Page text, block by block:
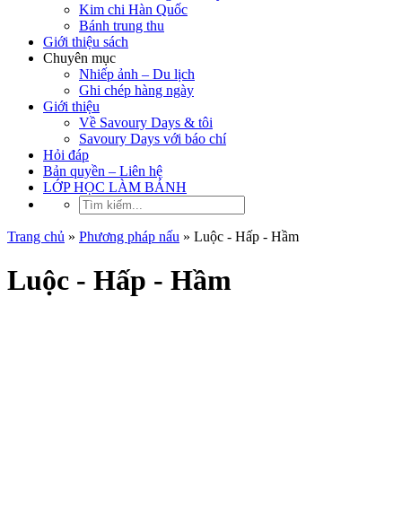
Kim chi Hàn Quốc
Bánh trung thu
Giới thiệu sách
Chuyên mục
Nhiếp ảnh – Du lịch
Ghi chép hàng ngày
Giới thiệu
Về Savoury Days & tôi
Savoury Days với báo chí
Hỏi đáp
Bản quyền – Liên hệ
LỚP HỌC LÀM BÁNH
Trang chủ » Phương pháp nấu » Luộc - Hấp - Hầm
Luộc - Hấp - Hầm